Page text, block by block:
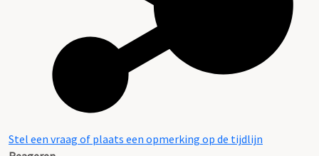
Stel een vraag of plaats een opmerking op de tijdlijn